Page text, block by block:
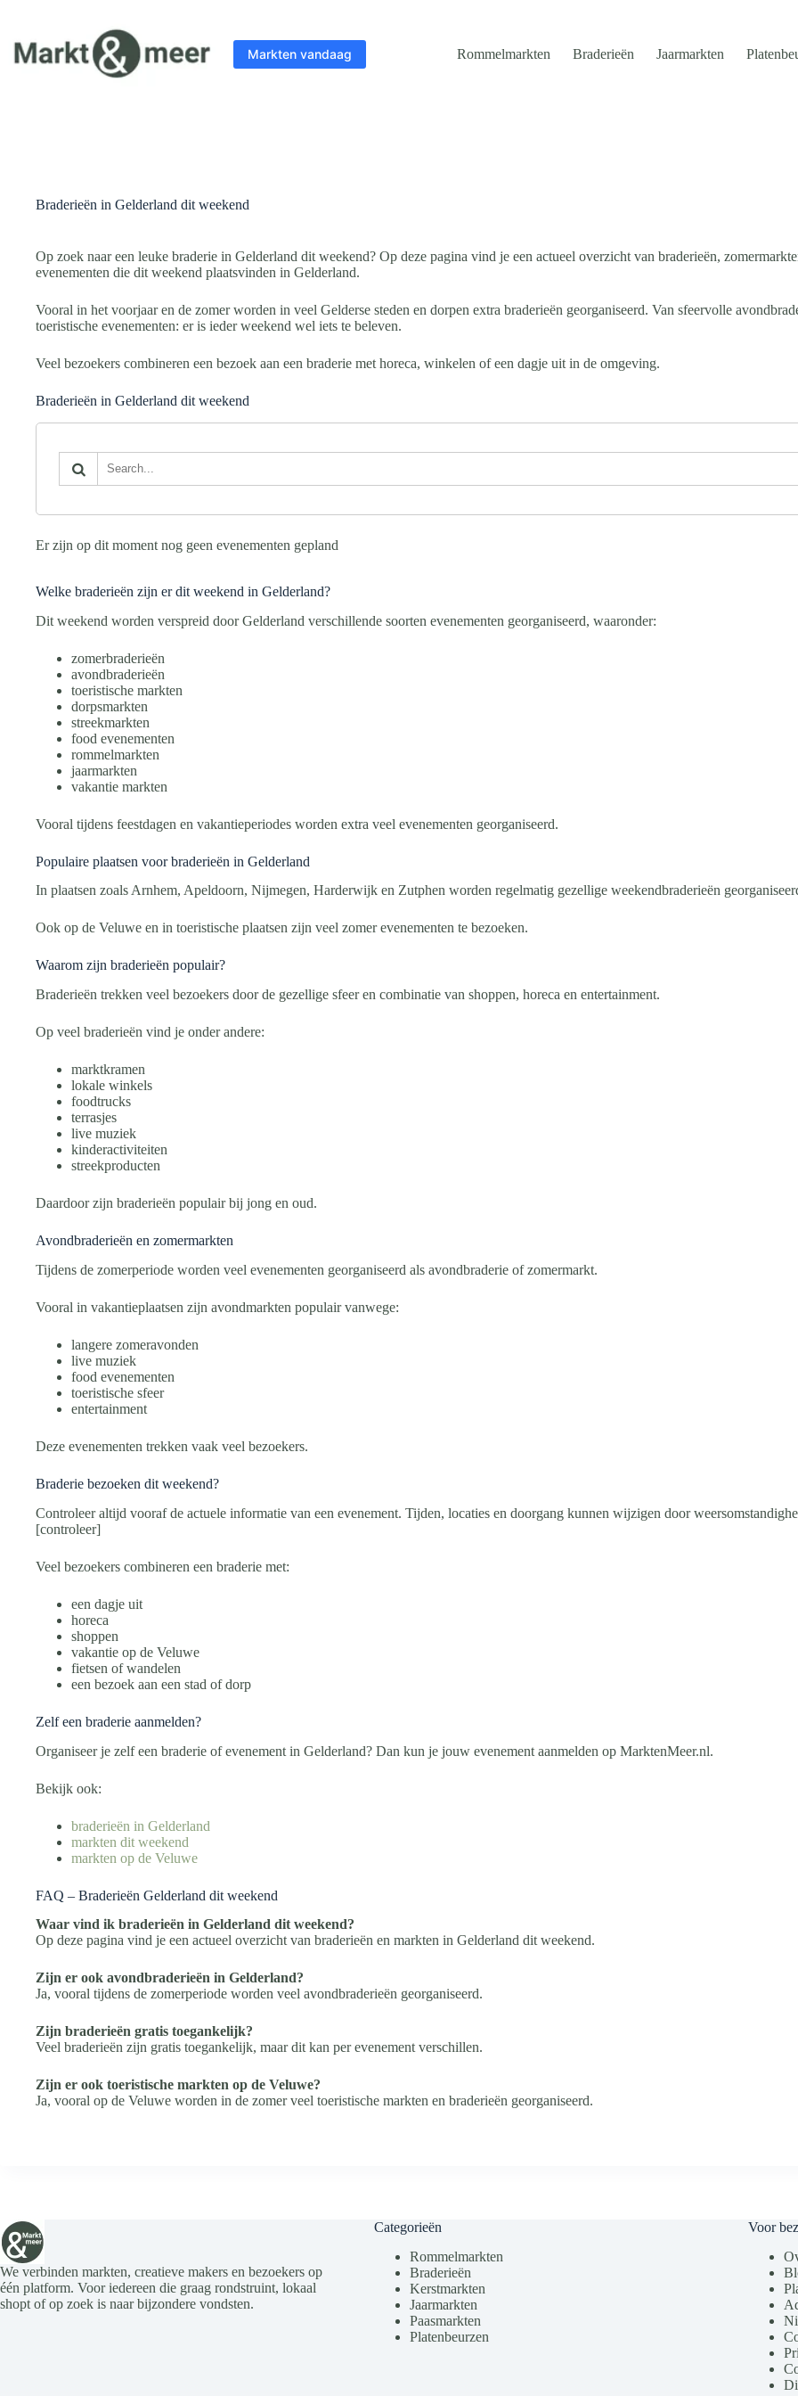
de
inhoud
Markten vandaag Rommelmarkten Braderieën Jaarmarkten
Braderieën in Gelderland dit weekend
Op zoek naar een leuke braderie in Gelderland dit weekend? Op deze pagina vind je een actueel overzicht van braderieën,
evenementen die dit weekend plaatsvinden in Gelderland.
Vooral in het voorjaar en de zomer worden in veel Gelderse steden en dorpen extra braderieën georganiseerd. Van sfeervolle
toeristische evenementen: er is ieder weekend wel iets te beleven.
Veel bezoekers combineren een bezoek aan een braderie met horeca, winkelen of een dagje uit in de omgeving.
Braderieën in Gelderland dit weekend
Er zijn op dit moment nog geen evenementen gepland
Welke braderieën zijn er dit weekend in Gelderland?
Dit weekend worden verspreid door Gelderland verschillende soorten evenementen georganiseerd, waaronder:
zomerbraderieën
avondbraderieën
toeristische markten
dorpsmarkten
streekmarkten
food evenementen
rommelmarkten
jaarmarkten
vakantie markten
Vooral tijdens feestdagen en vakantieperiodes worden extra veel evenementen georganiseerd.
Populaire plaatsen voor braderieën in Gelderland
In plaatsen zoals Arnhem, Apeldoorn, Nijmegen, Harderwijk en Zutphen worden regelmatig gezellige weekendbraderieën
Ook op de Veluwe en in toeristische plaatsen zijn veel zomer evenementen te bezoeken.
Waarom zijn braderieën populair?
Braderieën trekken veel bezoekers door de gezellige sfeer en combinatie van shoppen, horeca en entertainment.
Op veel braderieën vind je onder andere:
marktkramen
lokale winkels
foodtrucks
terrasjes
live muziek
kinderactiviteiten
streekproducten
Daardoor zijn braderieën populair bij jong en oud.
Avondbraderieën en zomermarkten
Tijdens de zomerperiode worden veel evenementen georganiseerd als avondbraderie of zomermarkt.
Vooral in vakantieplaatsen zijn avondmarkten populair vanwege:
langere zomeravonden
live muziek
food evenementen
toeristische sfeer
entertainment
Deze evenementen trekken vaak veel bezoekers.
Braderie bezoeken dit weekend?
Controleer altijd vooraf de actuele informatie van een evenement. Tijden, locaties en doorgang kunnen wijzigen door
[controleer]
Veel bezoekers combineren een braderie met:
een dagje uit
horeca
shoppen
vakantie op de Veluwe
fietsen of wandelen
een bezoek aan een stad of dorp
Zelf een braderie aanmelden?
Organiseer je zelf een braderie of evenement in Gelderland? Dan kun je jouw evenement aanmelden op MarktenMeer.nl.
Bekijk ook:
braderieën in Gelderland
markten dit weekend
markten op de Veluwe
FAQ – Braderieën Gelderland dit weekend
Waar vind ik braderieën in Gelderland dit weekend?
Op deze pagina vind je een actueel overzicht van braderieën en markten in Gelderland dit weekend.
Zijn er ook avondbraderieën in Gelderland?
Ja, vooral tijdens de zomerperiode worden veel avondbraderieën georganiseerd.
Zijn braderieën gratis toegankelijk?
Veel braderieën zijn gratis toegankelijk, maar dit kan per evenement verschillen.
Zijn er ook toeristische markten op de Veluwe?
Ja, vooral op de Veluwe worden in de zomer veel toeristische markten en braderieën georganiseerd.
We verbinden markten, creatieve makers en bezoekers op
één platform. Voor iedereen die graag rondstruint, lokaal
shopt of op zoek is naar bijzondere vondsten.
Categorieën
Rommelmarkten
Braderieën
Kerstmarkten
Jaarmarkten
Paasmarkten
Platenbeurzen
Voor